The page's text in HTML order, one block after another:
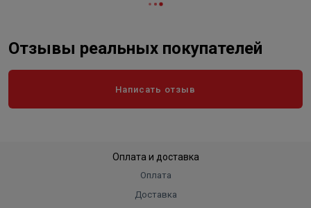
Отзывы реальных покупателей
Написать отзыв
Оплата и доставка
Оплата
Доставка